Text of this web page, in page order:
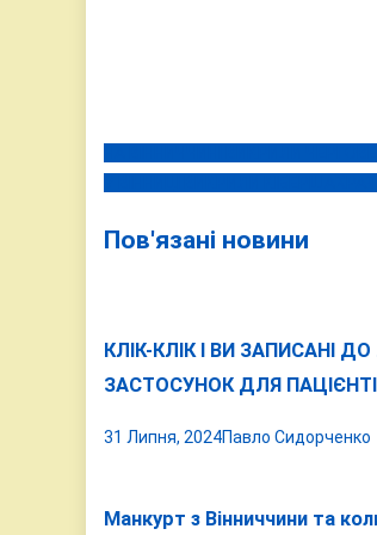
Навігація
Пов'язані новини
КЛІК-КЛІК І ВИ ЗАПИСАНІ
ЗАСТОСУНОК ДЛЯ
31 Липня, 2024Павло Сидорченко
Манкурт з Вінниччини та